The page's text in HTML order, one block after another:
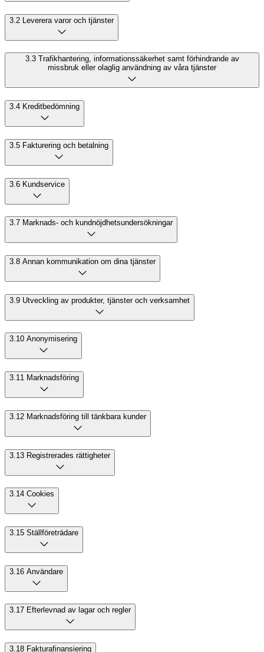
3.2 Leverera varor och tjänster
3.3 Trafikhantering, informationssäkerhet samt förhindrande av
missbruk eller olaglig användning av våra tjänster
3.4 Kreditbedömning
3.5 Fakturering och betalning
3.6 Kundservice
3.7 Marknads- och kundnöjdhetsundersökningar
3.8 Annan kommunikation om dina tjänster
3.9 Utveckling av produkter, tjänster och verksamhet
3.10 Anonymisering
3.11 Marknadsföring
3.12 Marknadsföring till tänkbara kunder
3.13 Registrerades rättigheter
3.14 Cookies
3.15 Ställföreträdare
3.16 Användare
3.17 Efterlevnad av lagar och regler
3.18 Fakturafinansiering